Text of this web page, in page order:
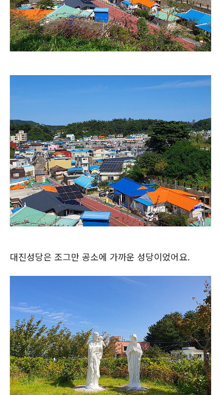
대진성당은 조그만 공소에 가까운 성당이었어요.